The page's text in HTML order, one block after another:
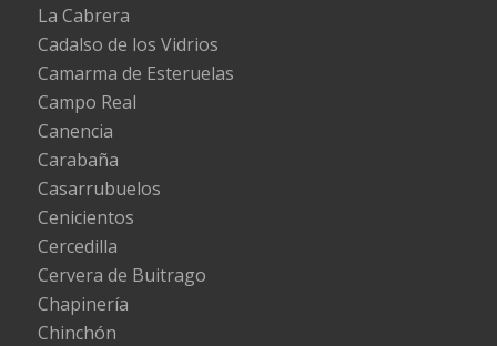
La Cabrera
Cadalso de los Vidrios
Camarma de Esteruelas
Campo Real
Canencia
Carabaña
Casarrubuelos
Cenicientos
Cercedilla
Cervera de Buitrago
Chapinería
Chinchón